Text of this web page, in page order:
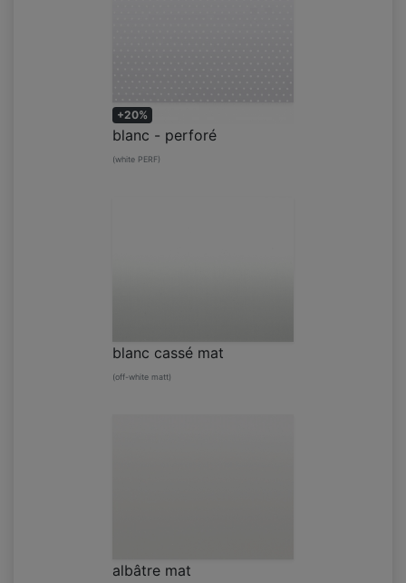
+20%
blanc - perforé
(white PERF)
blanc cassé mat
(off-white matt)
albâtre mat